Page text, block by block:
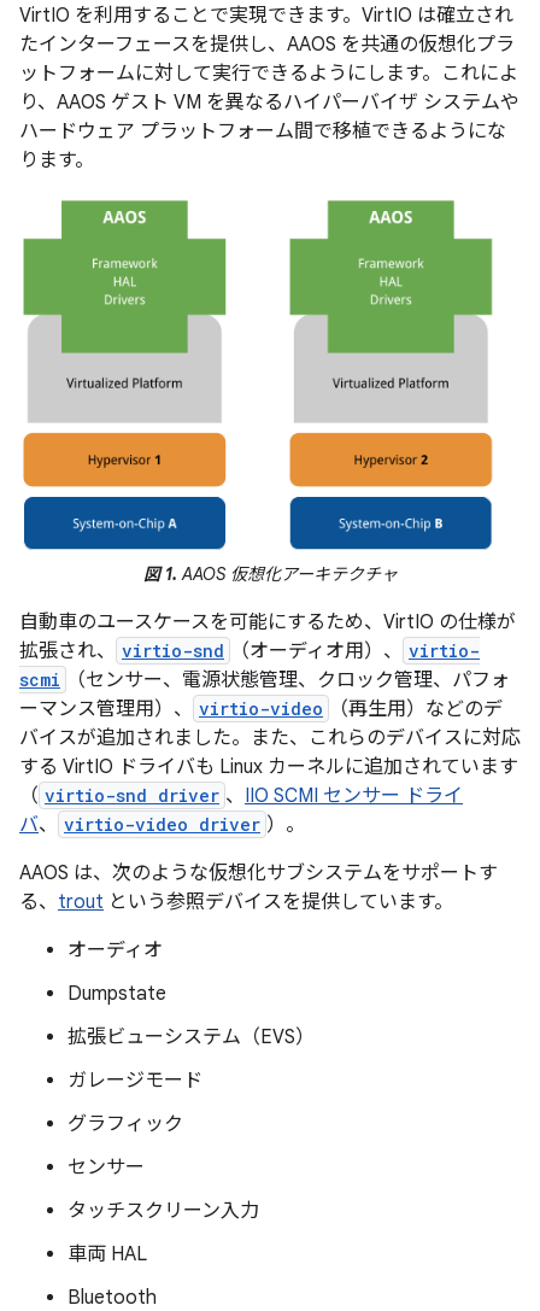
VirtIO を利用することで実現できます。VirtIO は確立され
たインターフェースを提供し、AAOS を共通の仮想化プラ
ットフォームに対して実行できるようにします。これによ
り、AAOS ゲスト VM を異なるハイパーバイザ システムや
ハードウェア プラットフォーム間で移植できるようにな
ります。
図 1. AAOS 仮想化アーキテクチャ
自動車のユースケースを可能にするため、VirtIO の仕様が
拡張され、
virtio-snd （オーディオ用）、
virtio-
scmi
（センサー、電源状態管理、クロック管理、パフォ
ーマンス管理用）、
virtio-video
（再生用）などのデ
バイスが追加されました。また、これらのデバイスに対応
する VirtIO ドライバも Linux カーネルに追加されています
（ virtio-snd driver 、 IIO SCMI センサー ドライ
バ、 virtio-video driver ）。
AAOS は、次のような仮想化サブシステムをサポートす
る、 trout という参照デバイスを提供しています。
オーディオ
Dumpstate
拡張ビューシステム（EVS）
ガレージモード
グラフィック
センサー
タッチスクリーン入力
車両 HAL
Bluetooth